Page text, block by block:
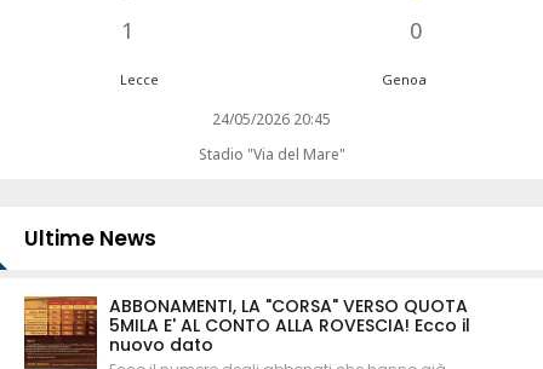
1 0
Lecce Genoa
24/05/2026 20:45
Stadio "Via del Mare"
Ultime News
ABBONAMENTI, LA "CORSA" VERSO QUOTA
5MILA E' AL CONTO ALLA ROVESCIA! Ecco il
nuovo dato